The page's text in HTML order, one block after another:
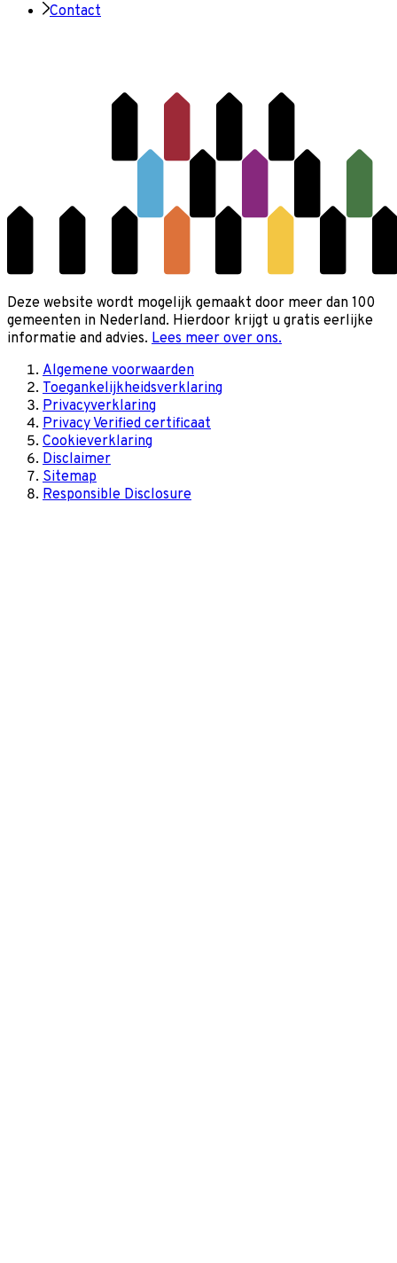
Contact
Deze website wordt mogelijk gemaakt door meer dan 100
gemeenten in Nederland. Hierdoor krijgt u gratis eerlijke
informatie and advies. Lees meer over ons.
Algemene voorwaarden
Toegankelijkheidsverklaring
Privacyverklaring
Privacy Verified certificaat
Cookieverklaring
Disclaimer
Sitemap
Responsible Disclosure